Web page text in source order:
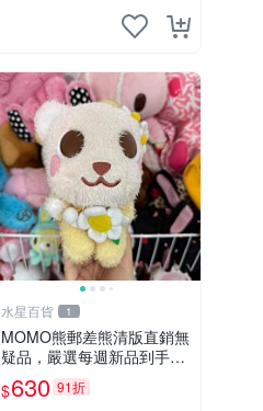
水星百貨 1
MOMO熊郵差熊清版直銷無
疑品，嚴選每週新品到手。
紅薯啵啵鮮果間 郵差熊 清
版 紅薯啵啵間
$630 91折